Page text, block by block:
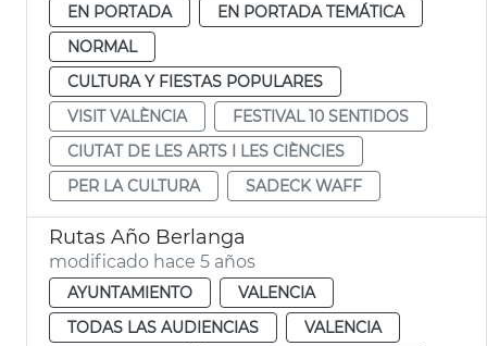
EN PORTADA
EN PORTADA TEMÁTICA
NORMAL
CULTURA Y FIESTAS POPULARES
VISIT VALÈNCIA
FESTIVAL 10 SENTIDOS
CIUTAT DE LES ARTS I LES CIÈNCIES
PER LA CULTURA
SADECK WAFF
Rutas Año Berlanga
modificado hace 5 años
AYUNTAMIENTO
VALENCIA
TODAS LAS AUDIENCIAS
VALENCIA